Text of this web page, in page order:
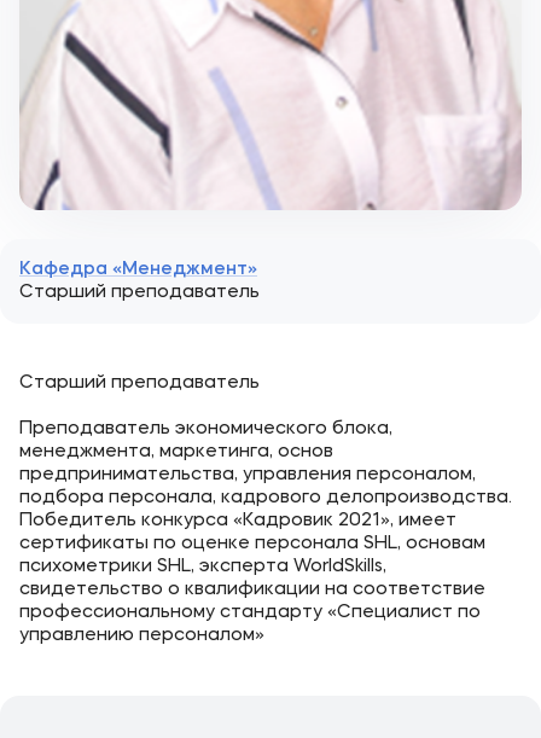
Кафедра «Менеджмент»
Старший преподаватель
Старший преподаватель
Преподаватель экономического блока,
менеджмента, маркетинга, основ
предпринимательства, управления персоналом,
подбора персонала, кадрового делопроизводства.
Победитель конкурса «Кадровик 2021», имеет
сертификаты по оценке персонала SHL, основам
психометрики SHL, эксперта WorldSkills,
свидетельство о квалификации на соответствие
профессиональному стандарту «Специалист по
управлению персоналом»